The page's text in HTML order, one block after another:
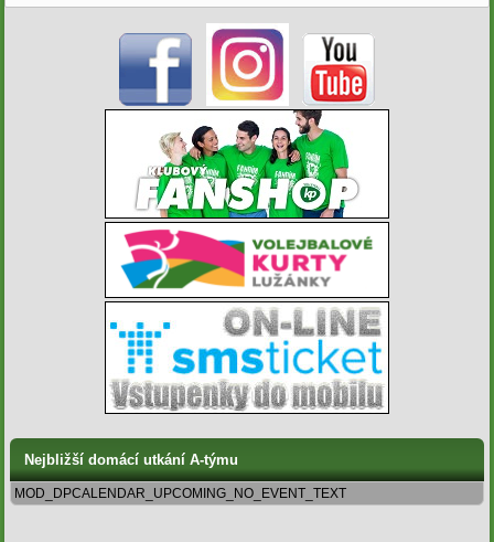
Nejbližší domácí utkání A-týmu
MOD_DPCALENDAR_UPCOMING_NO_EVENT_TEXT